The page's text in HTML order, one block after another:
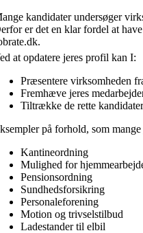
kandidater undersøger
er det en klar fordel at
at opdatere jeres profil kan I:
Præsentere virksomheden
Fremhæve jeres
Tiltrække de rette
på forhold, som
Kantineordning
Mulighed for
Pensionsordning
Sundhedsforsikring
Personaleforening
Motion og trivselstilbud
Ladestander til elbil